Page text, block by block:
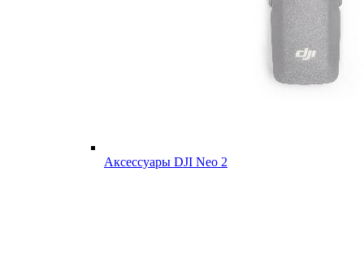
Аксессуары DJI Neo 2